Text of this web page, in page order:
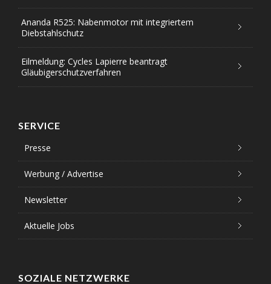
Ananda R525: Nabenmotor mit integriertem
Diebstahlschutz
Eilmeldung: Cycles Lapierre beantragt
Gläubigerschutzverfahren
SERVICE
Presse
Werbung / Advertise
Newsletter
Aktuelle Jobs
SOZIALE NETZWERKE